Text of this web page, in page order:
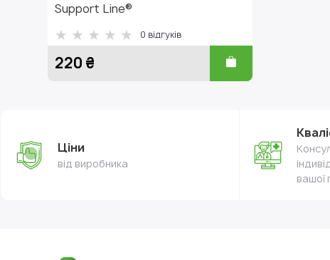
Support Line®
0 відгуків
220 ₴
Ціни
від виробника
вашої